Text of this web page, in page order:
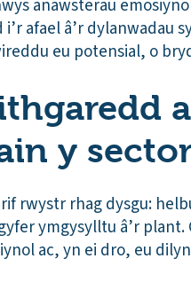
anawsterau
afael â’r dylanwadau
eu potensial, o
a
y
rwystr rhag dysgu:
ymgysylltu â’r plant.
ac, yn ei dro, eu